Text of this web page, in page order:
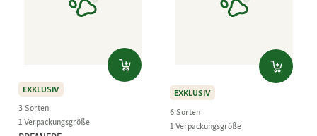
EXKLUSIV
3 Sorten
1 Verpackungsgröße
EXKLUSIV
6 Sorten
1 Verpackungsgröße